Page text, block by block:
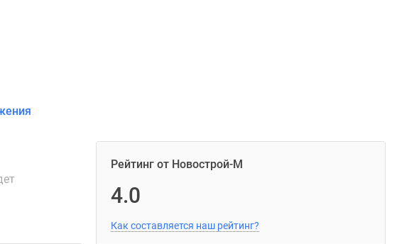
Рейтинг от Новострой-М
4.0
Как составляется наш рейтинг?